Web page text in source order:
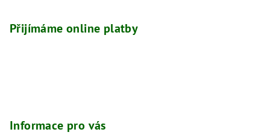
Přijímáme online platby
Informace pro vás